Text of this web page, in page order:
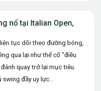
nổ tại Italian Open,
tục dõi theo đường bóng,
qua lại như thể cố "điều
quay trở lại mục tiêu.
swing đầy uy lực…